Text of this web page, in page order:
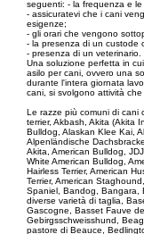
seguenti: - la frequenza e
- assicuratevi che i cani
esigenze;
- gli orari che vengono
- la presenza di un custode
- presenza di un veterinario.
Una soluzione perfetta in
asilo per cani, ovvero una
durante l'intera giornata
cani, si svolgono attività che
Le razze più comuni di cani
terrier, Akbash, Akita (Akita
Bulldog, Alaskan Klee Kai,
Alpenländische
Akita, American Bulldog,
White American Bulldog,
Hairless Terrier, American
Terrier, American
Spaniel, Bandog, Bangara,
diverse varietà di taglia,
Gascogne, Basset Fauve
Gebirgsschweisshund,
pastore di Beauce,